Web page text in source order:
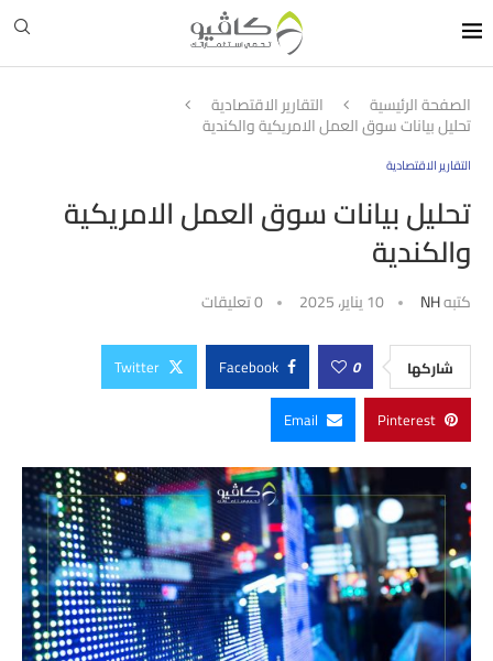
الصفحة الرئيسية التقارير الاقتصادية
تحليل بيانات سوق العمل الامريكية والكندية
التقارير الاقتصادية
تحليل بيانات سوق العمل الامريكية
والكندية
كتبهNH 10 يناير، 2025 0 تعليقات
شاركها 0
Facebook
Twitter
Pinterest
Email